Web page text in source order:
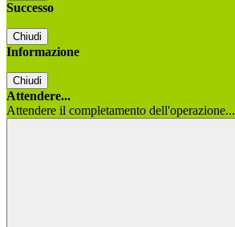
Successo
Chiudi
Informazione
Chiudi
Attendere...
Attendere il completamento dell'operazione...